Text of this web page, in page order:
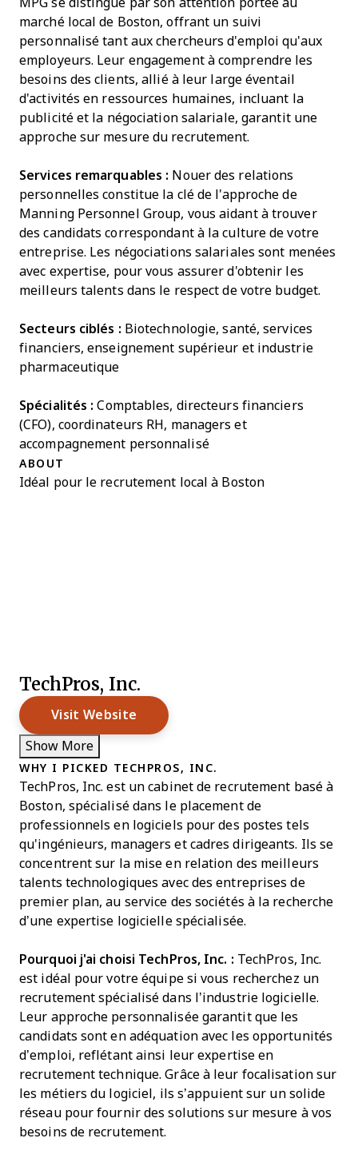
MPG se distingue par son attention portée au
marché local de Boston, offrant un suivi
personnalisé tant aux chercheurs d'emploi qu'aux
employeurs. Leur engagement à comprendre les
besoins des clients, allié à leur large éventail
d'activités en ressources humaines, incluant la
publicité et la négociation salariale, garantit une
approche sur mesure du recrutement.
Services remarquables : Nouer des relations
personnelles constitue la clé de l'approche de
Manning Personnel Group, vous aidant à trouver
des candidats correspondant à la culture de votre
entreprise. Les négociations salariales sont menées
avec expertise, pour vous assurer d'obtenir les
meilleurs talents dans le respect de votre budget.
Secteurs ciblés : Biotechnologie, santé, services
financiers, enseignement supérieur et industrie
pharmaceutique
Spécialités : Comptables, directeurs financiers
(CFO), coordinateurs RH, managers et
accompagnement personnalisé
ABOUT
Idéal pour le recrutement local à Boston
TechPros, Inc.
Visit Website
Show More
WHY I PICKED TECHPROS, INC.
TechPros, Inc. est un cabinet de recrutement basé à
Boston, spécialisé dans le placement de
professionnels en logiciels pour des postes tels
qu'ingénieurs, managers et cadres dirigeants. Ils se
concentrent sur la mise en relation des meilleurs
talents technologiques avec des entreprises de
premier plan, au service des sociétés à la recherche
d’une expertise logicielle spécialisée.
Pourquoi j'ai choisi TechPros, Inc. : TechPros, Inc.
est idéal pour votre équipe si vous recherchez un
recrutement spécialisé dans l’industrie logicielle.
Leur approche personnalisée garantit que les
candidats sont en adéquation avec les opportunités
d’emploi, reflétant ainsi leur expertise en
recrutement technique. Grâce à leur focalisation sur
les métiers du logiciel, ils s’appuient sur un solide
réseau pour fournir des solutions sur mesure à vos
besoins de recrutement.